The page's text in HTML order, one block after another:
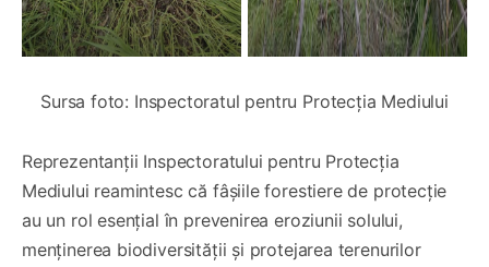
Sursa foto: Inspectoratul pentru Protecția Mediului
Reprezentanții Inspectoratului pentru Protecția
Mediului reamintesc că fâșiile forestiere de protecție
au un rol esențial în prevenirea eroziunii solului,
menținerea biodiversității și protejarea terenurilor